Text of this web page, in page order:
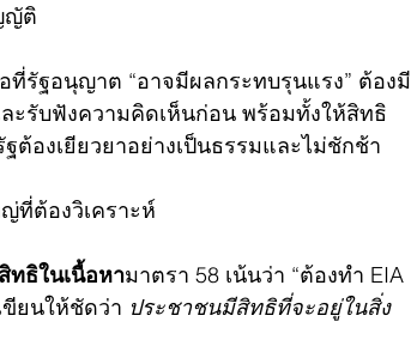
ญัติ
ที่รัฐอนุญาต “อาจมีผลกระทบรุนแรง” ต้องมี
ะรับฟังความคิดเห็นก่อน พร้อมทั้งให้สิทธิ
องเยียวยาอย่างเป็นธรรมและไม่ชักช้า
ที่ต้องวิเคราะห์
ทธิในเนื้อหามาตรา 58 เน้นว่า “ต้องทำ EIA
ขียนให้ชัดว่า ประชาชนมีสิทธิที่จะอยู่ในสิ่ง